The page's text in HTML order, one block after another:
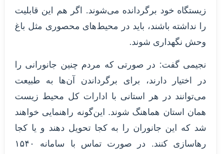
زیستگاه خود برگردانده می‌شوند. اگر هم این قابلیت
را نداشته باشند، باید در محیط‌های محصوری مثل باغ
وحش نگهداری شوند.
نجیمی گفت: در صورتی که مردم چنین جانورانی را
در اختیار دارند، برای برگرداندن آن‌ها به طبیعت
می‌توانند در هر استانی با ادارات کل محیط زیست
همان استان هماهنگ شوند‌. این‌گونه راهنمایی خواهند
شد که این جانوران را به کجا تحویل دهند و یا کجا
رهاسازی کنند. در صورت تماس با سامانه ۱۵۴۰